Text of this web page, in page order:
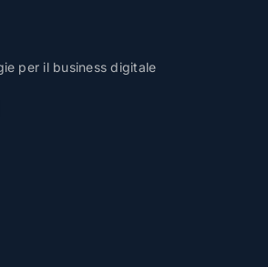
per il business digitale